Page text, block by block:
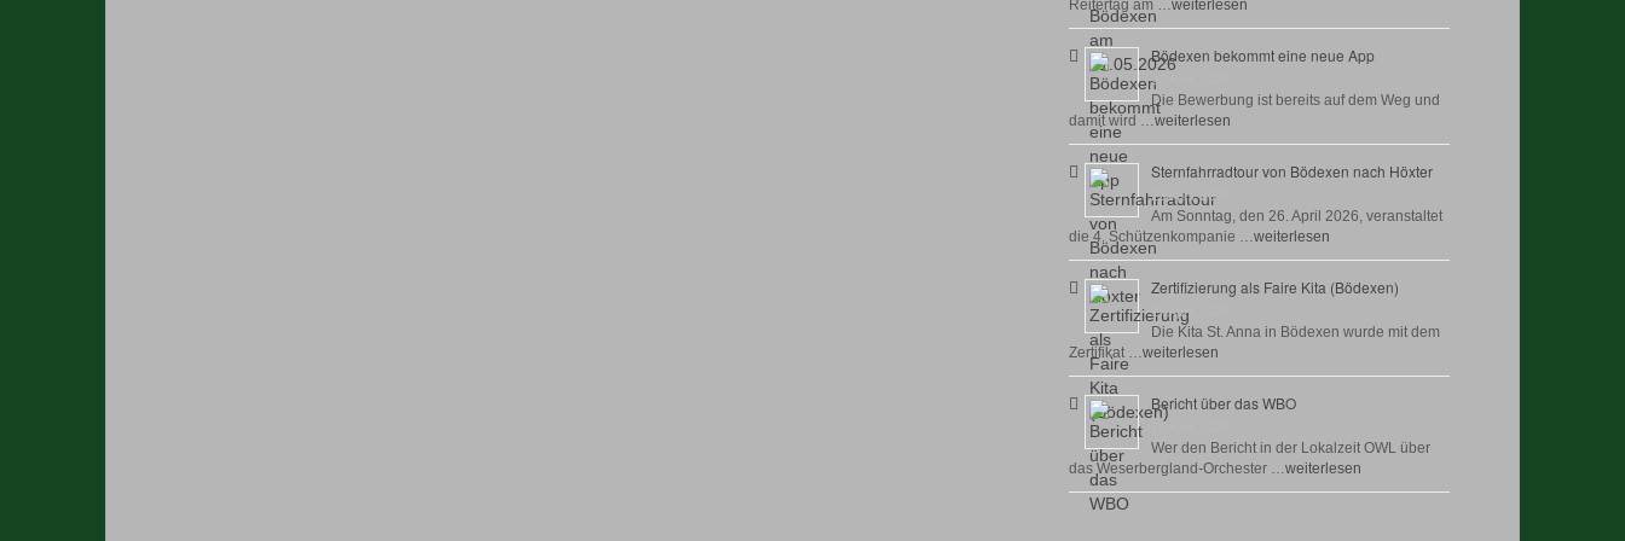
Reitertag am …weiterlesen
Bödexen bekommt eine neue App
28 April, 2026
Die Bewerbung ist bereits auf dem Weg und
damit wird …weiterlesen
Sternfahrradtour von Bödexen nach Höxter
23 April, 2026
Am Sonntag, den 26. April 2026, veranstaltet
die 4. Schützenkompanie …weiterlesen
Zertifizierung als Faire Kita (Bödexen)
17 April, 2026
Die Kita St. Anna in Bödexen wurde mit dem
Zertifikat …weiterlesen
Bericht über das WBO
Wer den Bericht in der Lokalzeit OWL über
das Weserbergland-Orchester …weiterlesen